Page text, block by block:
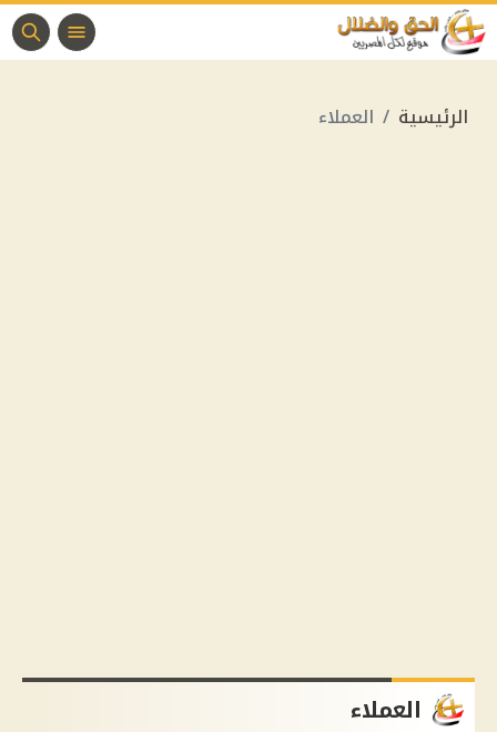
الرئيسية العملاء
العملاء